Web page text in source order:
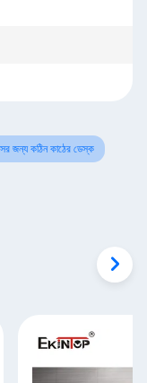
জন্য কঠিন কাঠের ডেস্ক